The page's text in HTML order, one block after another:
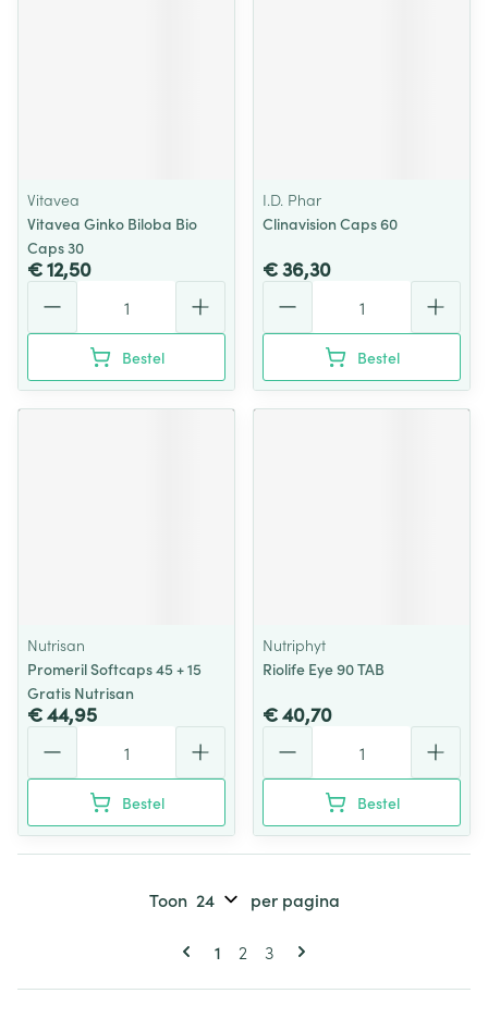
Vitavea
Vitavea Ginko Biloba Bio
Caps 30
€ 12,50
Bestel
I.D. Phar
Clinavision Caps 60
€ 36,30
Bestel
Nutrisan
Promeril Softcaps 45 + 15
Gratis Nutrisan
€ 44,95
Bestel
Nutriphyt
Riolife Eye 90 TAB
€ 40,70
Bestel
Pagina's
U lees momenteel pagina
1 Pagina
2 Pagina
3
Toon per pagina